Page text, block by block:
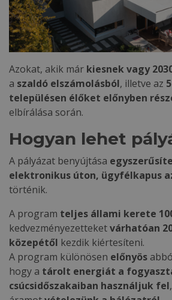
Azokat, akik már kiesnek vagy
a szaldó elszámolásból, illetve az
településen élőket előnyben
elbírálása során.
Hogyan lehet
A pályázat benyújtása
elektronikus úton, ügyfélkapus
történik.
A program teljes állami kerete
kedvezményezetteketvárhatóan
közepétől kezdik kiértesíteni.
A program különösen előnyös
hogy a tárolt energiát a
csúcsidőszakaiban használjuk fel